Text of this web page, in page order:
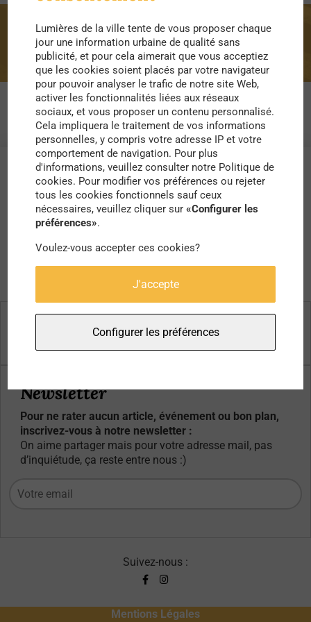
Nadja Monnet
Newsletter
Pour ne rater aucun article, événement ou bon plan,
inscrivez-vous à notre newsletter :
On aime partager mais pour votre adresse mail, pas
d’inquiétude, ça reste entre nous :)
Suivez-nous :
Mentions Légales
Lumières de la ville tente de vous proposer chaque
jour une information urbaine de qualité sans
publicité, et pour cela aimerait que vous acceptiez
que les cookies soient placés par votre navigateur
pour pouvoir analyser le trafic de notre site Web,
activer les fonctionnalités liées aux réseaux
sociaux, et vous proposer un contenu personnalisé.
Cela impliquera le traitement de vos informations
personnelles, y compris votre adresse IP et votre
comportement de navigation. Pour plus
d'informations, veuillez consulter notre Politique de
cookies. Pour modifier vos préférences ou rejeter
tous les cookies fonctionnels sauf ceux
nécessaires, veuillez cliquer sur«Configurer les
préférences».
Voulez-vous accepter ces cookies?
J'accepte
Configurer les préférences